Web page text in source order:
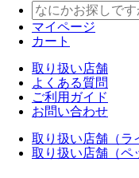
マイページ
カート
取り扱い店舗
よくある質問
ご利用ガイド
お問い合わせ
取り扱い店舗（ラ
取り扱い店舗（ペ